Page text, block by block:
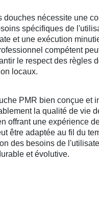
douches nécessite une
spécifiques de
et une exécution
compétent
le respect des règles
locaux.
PMR bien conçue et
la qualité de vie
offrant une expérience
être adaptée au fil du
des besoins de
et évolutive.